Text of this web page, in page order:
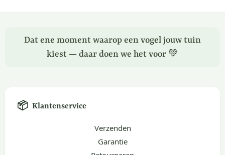
Dat ene moment waarop een vogel jouw tuin
kiest — daar doen we het voor 💚
📦 Klantenservice
Verzenden
Garantie